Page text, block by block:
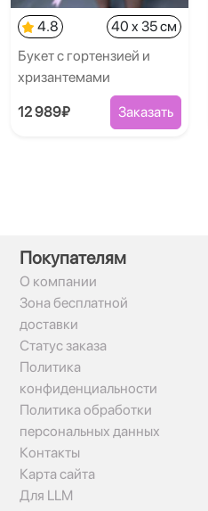
4.8
40 x 35 см
Букет с гортензией и
хризантемами
12 989₽ Заказать
Покупателям
О компании
Зона бесплатной
доставки
Статус заказа
Политика
конфиденциальности
Политика обработки
персональных данных
Контакты
Карта сайта
Для LLM